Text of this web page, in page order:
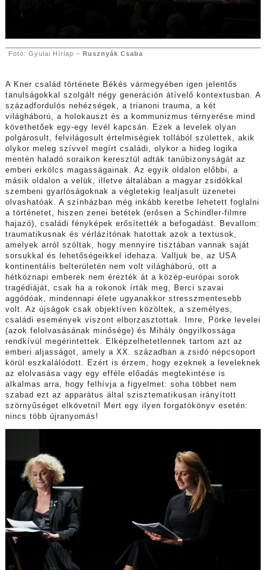
Fotó: Gyulai Hírlap – Rusznyák Csaba
A Kner család története Békés vármegyében igen jelentős
tanulságokkal szolgált négy generáción átívelő kontextusban. A
századfordulós nehézségek, a trianoni trauma, a két
világháború, a holokauszt és a kommunizmus térnyerése mind
követhetőek egy-egy levél kapcsán. Ezek a levelek olyan
polgárosult, felvilágosult értelmiségiek tollából születtek, akik
olykor meleg szívvel megírt családi, olykor a hideg logika
mentén haladó soraikon keresztül adták tanúbizonyságát az
emberi erkölcs magasságainak. Az egyik oldalon előbbi, a
másik oldalon a velük, illetve általában a magyar zsidókkal
szembeni gyarlóságoknak a végletekig lealjasult üzenetei
olvashatóak. A színházban még inkább keretbe lehetett foglalni
a történetet, hiszen zenei betétek (erősen a Schindler-filmre
hajazó), családi fényképek erősítették a befogadást. Bevallom:
traumatikusnak és vérlázítónak hatottak azok a textusok,
amelyek arról szóltak, hogy mennyire tisztában vannak saját
sorsukkal és lehetőségeikkel idehaza. Valljuk be, az USA
kontinentális belterületén nem volt világháború, ott a
hétköznapi emberek nem érezték át a közép-európai sorok
tragédiáját, csak ha a rokonok írták meg, Berci szavai
aggódóak, mindennapi élete ugyanakkor stresszmentesebb
volt. Az újságok csak objektíven közöltek, a személyes,
családi események viszont elborzasztottak. Imre, Pörke levelei
(azok felolvasásának minősége) és Mihály öngyilkossága
rendkívül megérintettek. Elképzelhetetlennek tartom azt az
emberi aljasságot, amely a XX. században a zsidó népcsoport
körül eszkalálódott. Ezért is érzem, hogy ezeknek a leveleknek
az elolvasása vagy egy efféle előadás megtekintése is
alkalmas arra, hogy felhívja a figyelmet: soha többet nem
szabad ezt az apparátus által szisztematikusan irányított
szörnyűséget elkövetni! Mert egy ilyen forgatókönyv esetén:
nincs több újranyomás!